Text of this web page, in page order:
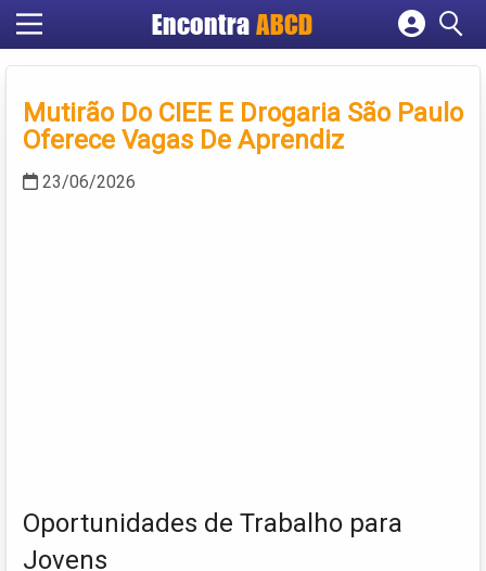
EncontraABCD
Cadastrar empresa
Criar conta
Mutirão Do CIEE E Drogaria São Paulo
Oferece Vagas De Aprendiz
23/06/2026
Oportunidades de Trabalho para
Jovens